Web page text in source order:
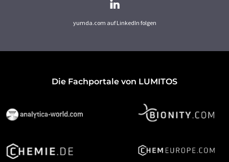
yumda.com auf LinkedIn folgen
Die Fachportale von LUMITOS